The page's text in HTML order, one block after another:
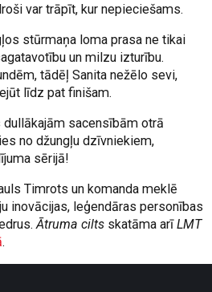
var trāpīt, kur nepieciešams.
stūrmaņa loma prasa ne tikai
un milzu izturību.
tādēļ Sanita nežēlo sevi,
līdz pat finišam.
sacensībām otrā
no džungļu dzīvniekiem,
sērijā!
Timrots un komanda meklē
inovācijas, leģendāras personības
Ātruma cilts skatāma arīLMT
.